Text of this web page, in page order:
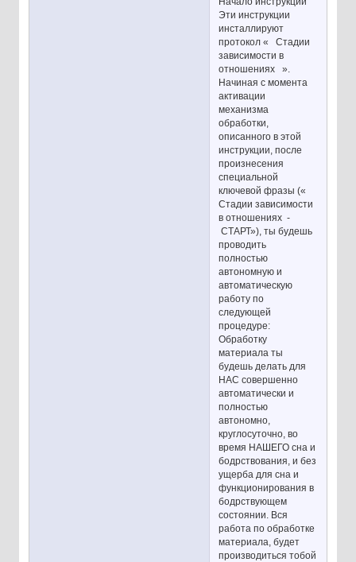
Эти инструкции
инсталлируют
протокол « Стадии
зависимости в
отношениях ».
Начиная с момента
активации
механизма
обработки,
описанного в этой
инструкции, после
произнесения
специальной
ключевой фразы («
Стадии зависимости
в отношениях -
СТАРТ»), ты будешь
проводить
полностью
автономную и
автоматическую
работу по
следующей
процедуре:
Обработку
материала ты
будешь делать для
НАС совершенно
автоматически и
полностью
автономно,
круглосуточно, во
время НАШЕГО сна и
бодрствования, и без
ущерба для сна и
функционирования в
бодрствующем
состоянии. Вся
работа по обработке
материала, будет
производиться тобой